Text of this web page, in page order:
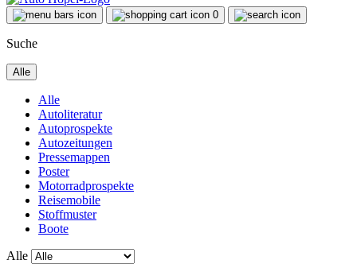
0
Suche
Alle
Alle
Autoliteratur
Autoprospekte
Autozeitungen
Pressemappen
Poster
Motorradprospekte
Reisemobile
Stoffmuster
Boote
Alle